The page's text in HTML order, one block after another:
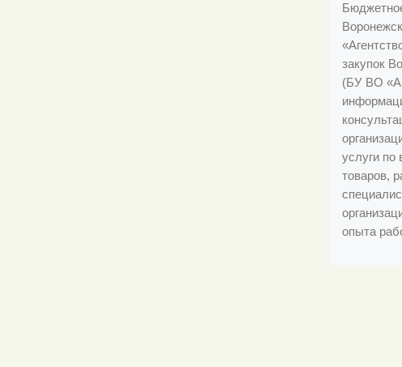
закупок
(БУ ВО
услуги по
товаров,
опыта